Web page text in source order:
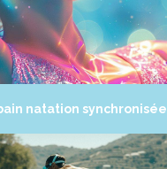
natation synchronisée